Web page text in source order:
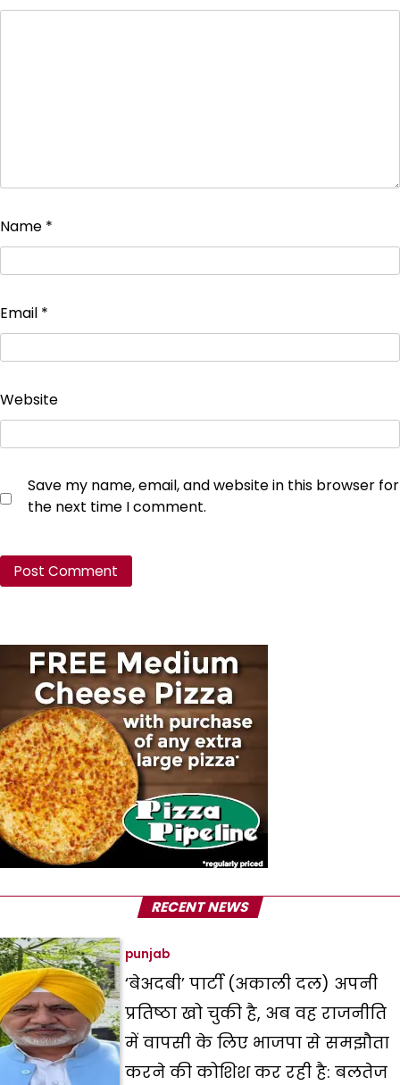
Name *
Email *
Website
Save my name, email, and website in this browser for
the next time I comment.
RECENT NEWS
punjab
‘बेअदबी’ पार्टी (अकाली दल) अपनी
प्रतिष्ठा खो चुकी है, अब वह राजनीति
में वापसी के लिए भाजपा से समझौता
करने की कोशिश कर रही है: बलतेज